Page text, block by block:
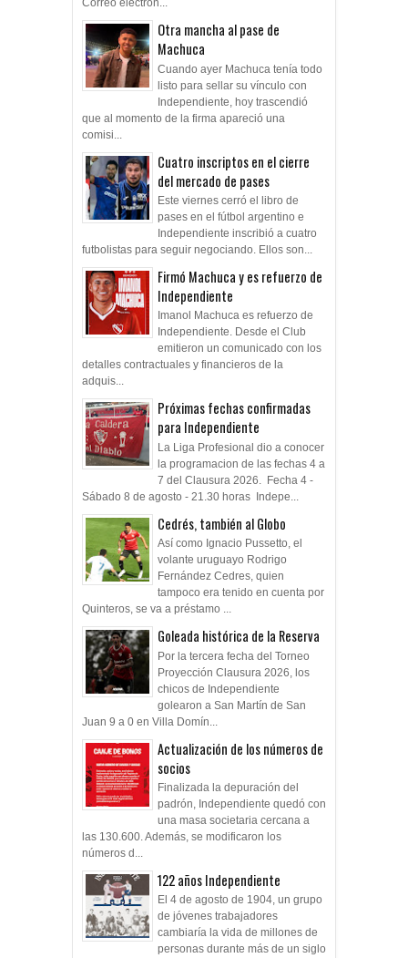
Correo electrón...
Otra mancha al pase de
Machuca
Cuando ayer Machuca tenía todo
listo para sellar su vínculo con
Independiente, hoy trascendió
que al momento de la firma apareció una
comisi...
Cuatro inscriptos en el cierre
del mercado de pases
Este viernes cerró el libro de
pases en el fútbol argentino e
Independiente inscribió a cuatro
futbolistas para seguir negociando. Ellos son...
Firmó Machuca y es refuerzo de
Independiente
Imanol Machuca es refuerzo de
Independiente. Desde el Club
emitieron un comunicado con los
detalles contractuales y financieros de la
adquis...
Próximas fechas confirmadas
para Independiente
La Liga Profesional dio a conocer
la programacion de las fechas 4 a
7 del Clausura 2026. Fecha 4 -
Sábado 8 de agosto - 21.30 horas Indepe...
Cedrés, también al Globo
Así como Ignacio Pussetto, el
volante uruguayo Rodrigo
Fernández Cedres, quien
tampoco era tenido en cuenta por
Quinteros, se va a préstamo ...
Goleada histórica de la Reserva
Por la tercera fecha del Torneo
Proyección Clausura 2026, los
chicos de Independiente
golearon a San Martín de San
Juan 9 a 0 en Villa Domín...
Actualización de los números de
socios
Finalizada la depuración del
padrón, Independiente quedó con
una masa societaria cercana a
las 130.600. Además, se modificaron los
números d...
122 años Independiente
El 4 de agosto de 1904, un grupo
de jóvenes trabajadores
cambiaría la vida de millones de
personas durante más de un siglo